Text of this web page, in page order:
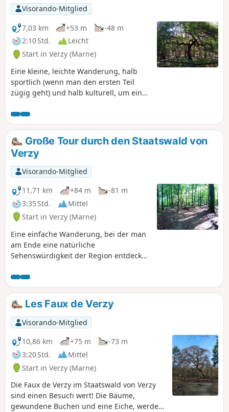
Visorando-Mitglied
7,03 km
+53 m
-48 m
2:10 Std.
Leicht
Start in Verzy (Marne)
Eine kleine, leichte Wanderung, halb
sportlich (wenn man den ersten Teil
zügig geht) und halb kulturell, um ein
Champagne und eine
Natursehenswürdigkeit der Region zu
entdecken: die gewundenen Bäume, die
Faux de Verzy.
Große Tour durch den Staatswald von
Verzy
Visorando-Mitglied
11,71 km
+84 m
-81 m
3:35 Std.
Mittel
Start in Verzy (Marne)
Eine einfache Wanderung, bei der man
am Ende eine natürliche
Sehenswürdigkeit der Region entdecken
gewundenen Formen wachsen.
Les Faux de Verzy
Visorando-Mitglied
10,86 km
+75 m
-73 m
3:20 Std.
Mittel
Start in Verzy (Marne)
Die Faux de Verzy im Staatswald von Verzy
sind einen Besuch wert! Die Bäume,
gewundene Buchen und eine Eiche, werden